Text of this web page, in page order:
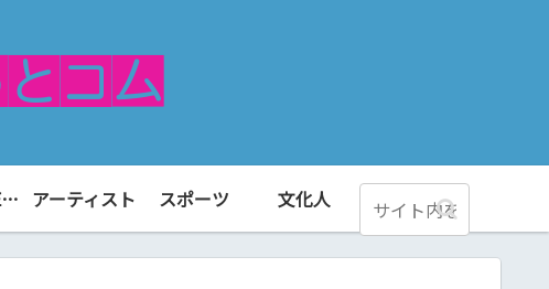
STARTO ENTERTAINMENT（旧ジャニーズ） アーティスト スポーツ 文化人